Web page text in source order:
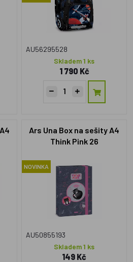
AU56295528
Skladem 1 ks
1 790 Kč
Ars Una Box na sešity A4
Think Pink 26
NOVINKA
AU50855193
Skladem 1 ks
149 Kč